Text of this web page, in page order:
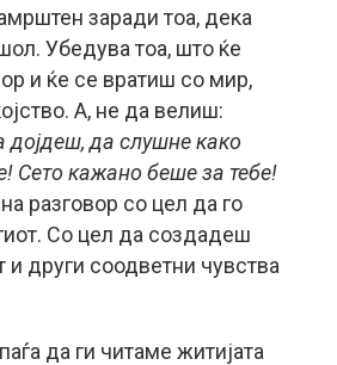
заради тоа, дека
Убедува тоа, што ќе
и ќе се вратиш со мир,
А, не да велиш:
дојдеш, да слушне како
Сето кажано беше за тебе!
разговор со цел да го
Со цел да создадеш
и други соодветни чувства
да ги читаме житијата